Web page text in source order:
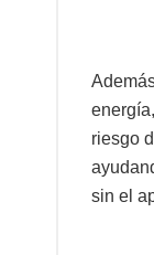
riesgo
sin el